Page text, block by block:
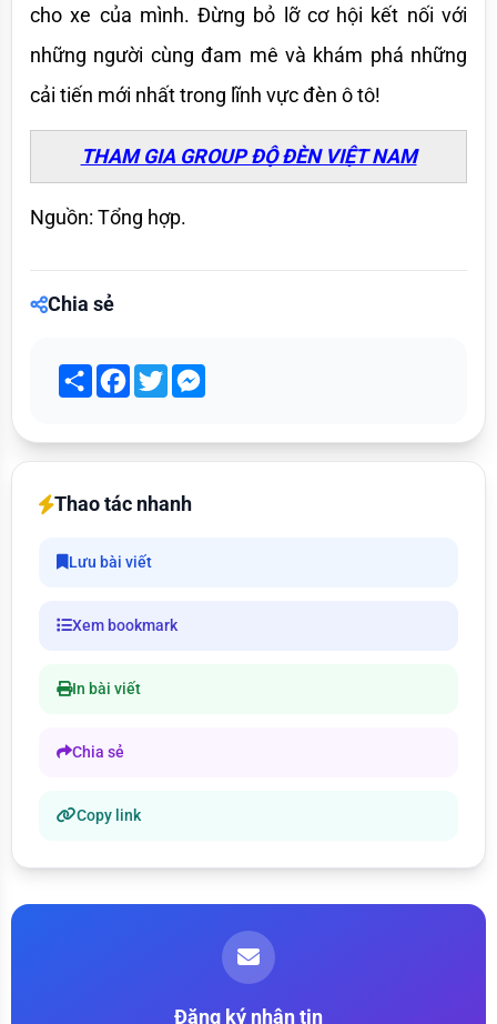
cho xe của mình. Đừng bỏ lỡ cơ hội kết nối với
những người cùng đam mê và khám phá những
cải tiến mới nhất trong lĩnh vực đèn ô tô!
THAM GIA GROUP ĐỘ ĐÈN VIỆT NAM
Nguồn: Tổng hợp.
Chia sẻ
Share Facebook
Twitter
Thao tác nhanh
Lưu bài viết
Xem bookmark
In bài viết
Chia sẻ
Copy link
Đăng ký nhận tin